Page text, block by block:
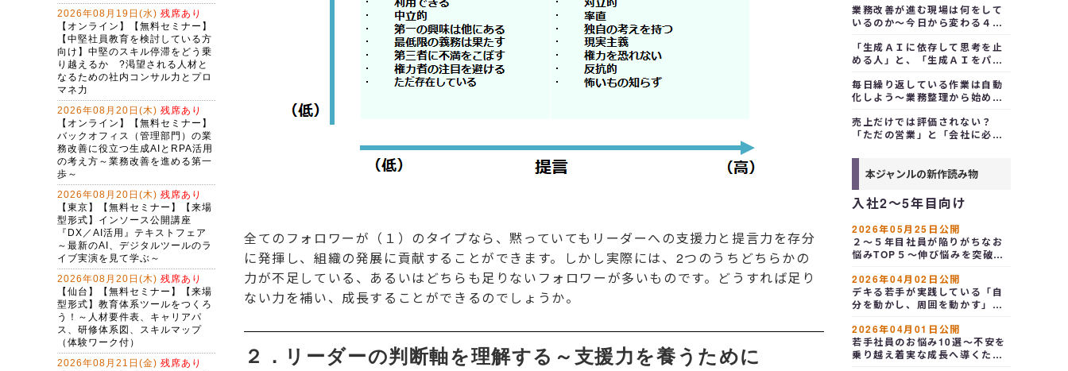
全てのフォロワーが（１）のタイプなら、黙っていてもリーダーへの支援力と提言力を存分
に発揮し、組織の発展に貢献することができます。しかし実際には、2つのうちどちらかの
力が不足している、あるいはどちらも足りないフォロワーが多いものです。どうすれば足り
ない力を補い、成長することができるのでしょうか。
２．リーダーの判断軸を理解する～支援力を養うために
業務改善が進む現場は何をして
いるのか～今日から変わる４つ
「生成ＡＩに依存して思考を止
める人」と、「生成ＡＩをパー
する人」～依存から活用へ
毎日繰り返している作業は自動
化しよう～業務整理から始める
売上だけでは評価されない？
「ただの営業」と「会社に必要
内ルールの捉え方
本ジャンルの新作読み物
入社2～5年目向け
2026年05月25日公開
２～５年目社員が陥りがちなお
悩みTOP５～伸び悩みを突破す
2026年04月02日公開
デキる若手が実践している「自
分を動かし、周囲を動かす」３
性・アウトプットの相乗効果
2026年04月01日公開
若手社員のお悩み10選～不安を
乗り越え着実な成長へ導くため